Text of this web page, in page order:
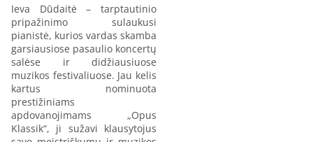
Ieva Dūdaitė – tarptautinio
pripažinimo sulaukusi
pianistė, kurios vardas skamba
garsiausiose pasaulio koncertų
salėse ir didžiausiuose
muzikos festivaliuose. Jau kelis
kartus nominuota
prestižiniams
apdovanojimams „Opus
Klassik“, ji sužavi klausytojus